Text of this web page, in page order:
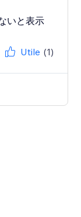
いと表示
Utile (1)